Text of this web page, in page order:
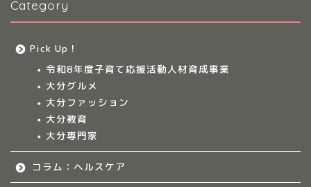
Category
Pick Up！
令和8年度子育て応援活動人材育成事業
大分グルメ
大分ファッション
大分教育
大分専門家
コラム：ヘルスケア
福岡のママ集まれ！につ